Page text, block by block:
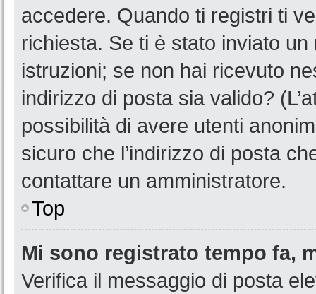
accedere. Quando ti registri ti
richiesta. Se ti è stato inviato
istruzioni; se non hai ricevuto
indirizzo di posta sia valido?
possibilità di avere utenti
sicuro che l’indirizzo di posta
contattare un amministratore.
Top
Mi sono registrato tempo fa,
Verifica il messaggio di posta